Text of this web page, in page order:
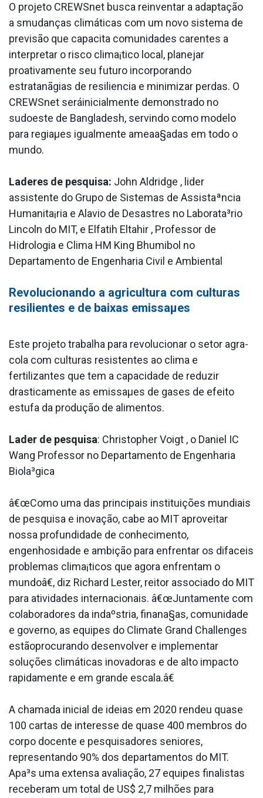
O projeto CREWSnet busca reinventar a adaptação
a smudanças climáticas com um novo sistema de
previsão que capacita comunidades carentes a
interpretar o risco clima¡tico local, planejar
proativamente seu futuro incorporando
estratanãgias de resiliencia e minimizar perdas. O
CREWSnet seráinicialmente demonstrado no
sudoeste de Bangladesh, servindo como modelo
para regiaµes igualmente ameaa§adas em todo o
mundo.
La­deres de pesquisa: John Aldridge , lider
assistente do Grupo de Sistemas de Assistaªncia
Humanita¡ria e Ala­vio de Desastres no Laborata³rio
Lincoln do MIT, e Elfatih Eltahir , Professor de
Hidrologia e Clima HM King Bhumibol no
Departamento de Engenharia Civil e Ambiental
Revolucionando a agricultura com culturas
resilientes e de baixas emissaµes
Este projeto trabalha para revolucionar o setor agra­
cola com culturas resistentes ao clima e
fertilizantes que tem a capacidade de reduzir
drasticamente as emissaµes de gases de efeito
estufa da produção de alimentos.
La­der de pesquisa: Christopher Voigt , o Daniel IC
Wang Professor no Departamento de Engenharia
Biola³gica
â€œComo uma das principais instituições mundiais
de pesquisa e inovação, cabe ao MIT aproveitar
nossa profundidade de conhecimento,
engenhosidade e ambição para enfrentar os difa­ceis
problemas clima¡ticos que agora enfrentam o
mundoâ€, diz Richard Lester, reitor associado do MIT
para atividades internacionais. â€œJuntamente com
colaboradores da indaºstria, finana§as, comunidade
e governo, as equipes do Climate Grand Challenges
estãoprocurando desenvolver e implementar
soluções climáticas inovadoras e de alto impacto
rapidamente e em grande escala.â€
A chamada inicial de ideias em 2020 rendeu quase
100 cartas de interesse de quase 400 membros do
corpo docente e pesquisadores seniores,
representando 90% dos departamentos do MIT.
Apa³s uma extensa avaliação, 27 equipes finalistas
receberam um total de US$ 2,7 milhões para